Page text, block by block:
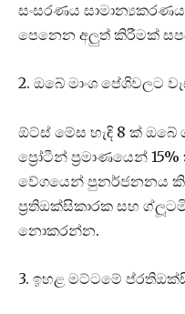
සංසරණය
පෙනෙන අලුත් කිරීමක්
2. ඔබේ මාංශ පේශිවලට
ඕට්ස් මේස හැඳි 8 ක්
ප්‍රෝටීන් ප්‍රමාණයෙන්
වේගයෙන් පුනර්ජනනය
ප්‍රතිඔක්සිකාරක සහ
නොකරන්න.
3. ඉහළ මට්ටමේ